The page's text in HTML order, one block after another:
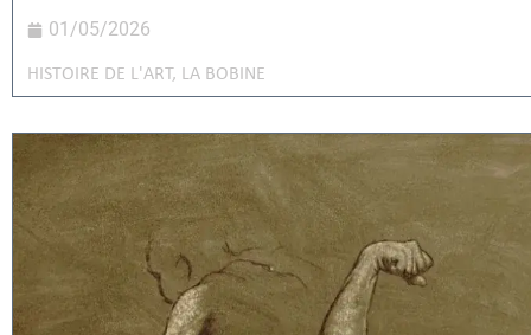
01/05/2026
HISTOIRE DE L'ART, LA BOBINE